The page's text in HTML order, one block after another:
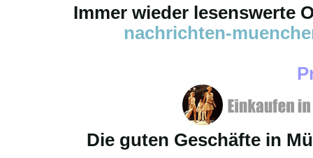
Immer wieder lesenswerte
nachrichten-
Die guten Geschäfte in